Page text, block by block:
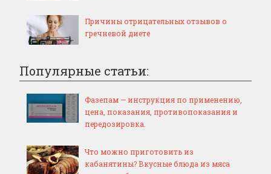
Причины отрицательных отзывов о
гречневой диете
Популярные статьи:
Фазепам — инструкция по применению,
цена, показания, противопоказания и
передозировка.
Что можно приготовить из
кабанятины? Вкусные блюда из мяса